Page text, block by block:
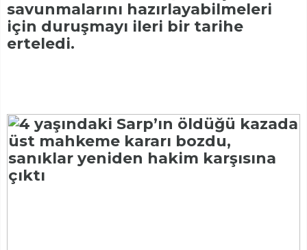
savunmalarını hazırlayabilmeleri
için duruşmayı ileri bir tarihe
erteledi.